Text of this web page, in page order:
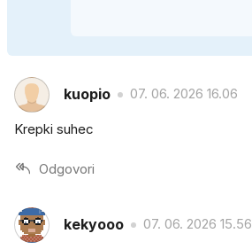
kuopio 07. 06. 2026 16.06
Krepki suhec
Odgovori
kekyooo 07. 06. 2026 15.56